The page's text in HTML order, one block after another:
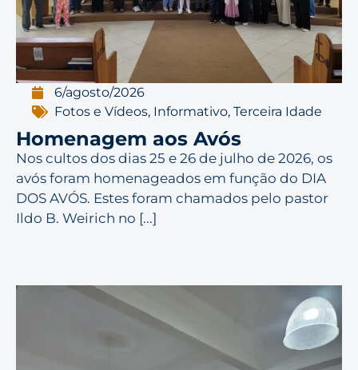
6/agosto/2026
Fotos e Vídeos, Informativo,Terceira Idade
Homenagem aos Avós
Nos cultos dos dias 25 e 26 de julho de 2026, os
avós foram homenageados em função do DIA
DOS AVÓS. Estes foram chamados pelo pastor
Ildo B. Weirich no [...]